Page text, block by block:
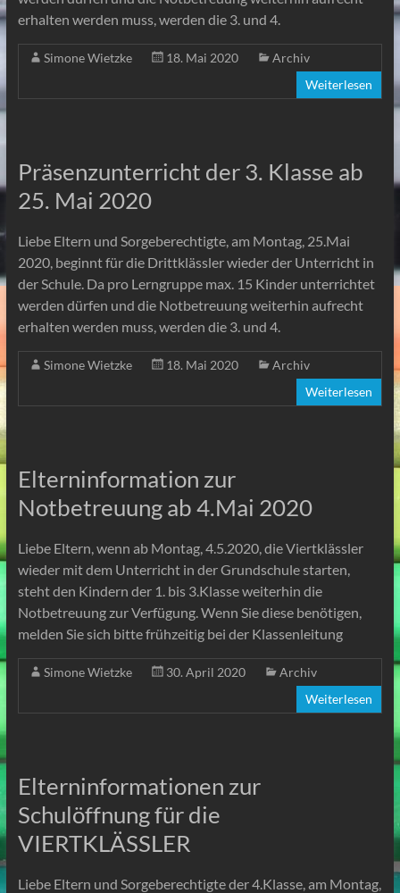
erhalten werden muss, werden die 3. und 4.
Simone Wietzke 18. Mai 2020
Archiv
Weiterlesen
Präsenzunterricht der 3. Klasse ab
25. Mai 2020
Liebe Eltern und Sorgeberechtigte, am Montag, 25.Mai
2020, beginnt für die Drittklässler wieder der Unterricht in
der Schule. Da pro Lerngruppe max. 15 Kinder unterrichtet
werden dürfen und die Notbetreuung weiterhin aufrecht
erhalten werden muss, werden die 3. und 4.
Simone Wietzke 18. Mai 2020
Archiv
Weiterlesen
Elterninformation zur
Notbetreuung ab 4.Mai 2020
Liebe Eltern, wenn ab Montag, 4.5.2020, die Viertklässler
wieder mit dem Unterricht in der Grundschule starten,
steht den Kindern der 1. bis 3.Klasse weiterhin die
Notbetreuung zur Verfügung. Wenn Sie diese benötigen,
melden Sie sich bitte frühzeitig bei der Klassenleitung
Simone Wietzke 30. April 2020
Archiv
Weiterlesen
Elterninformationen zur
Schulöffnung für die
VIERTKLÄSSLER
Liebe Eltern und Sorgeberechtigte der 4.Klasse, am Montag,